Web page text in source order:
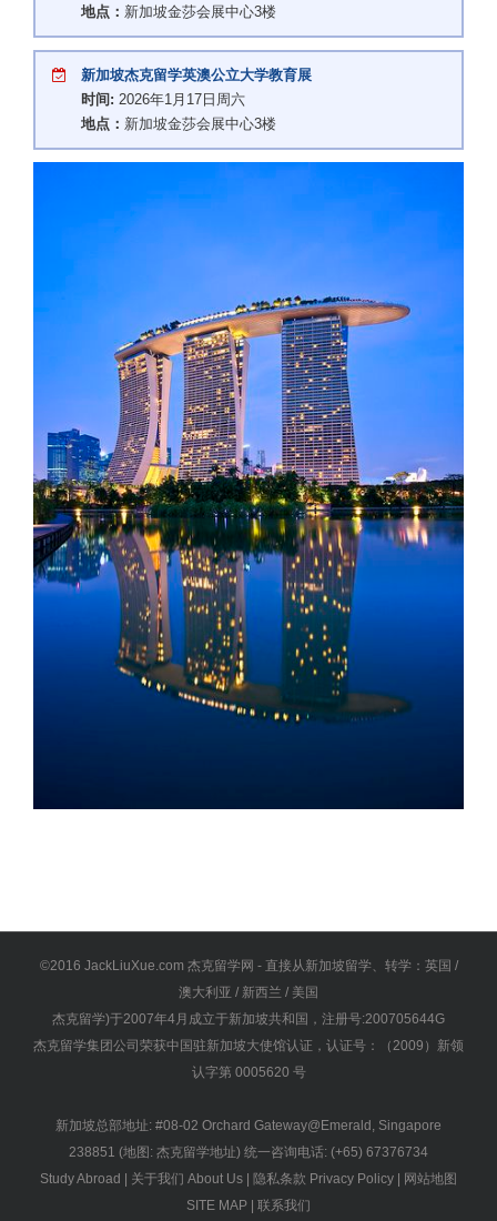
地点： 新加坡金莎会展中心3楼
新加坡杰克留学英澳公立大学教育展
时间:2026年1月17日周六
地点： 新加坡金莎会展中心3楼
©2016 JackLiuXue.com 杰克留学网 - 直接从新加坡留学、转学：英国 /
澳大利亚 / 新西兰 / 美国
杰克留学)于2007年4月成立于新加坡共和国，注册号:200705644G
杰克留学集团公司荣获中国驻新加坡大使馆认证，认证号：（2009）新领
认字第 0005620 号
新加坡总部地址: #08-02 Orchard Gateway@Emerald, Singapore
238851 (地图: 杰克留学地址) 统一咨询电话: (+65) 67376734
Study Abroad
关于我们 About Us 隐私条款 Privacy Policy
网站地图
SITE MAP
联系我们